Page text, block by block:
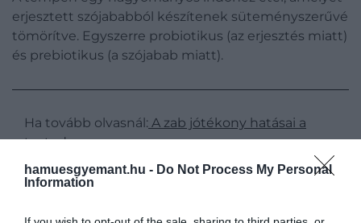
hamuesgyemant.hu - Do Not Process My Personal
Information
erjesztett szójababból készítenek süteményszerűvé
tömörítve. Egyszerre probiotikus (az erjesztés miatt)
és prebiotikus (a szójabab miatt).
Ha tovább olvasnál: A zab jótékony hatásai a
testedre